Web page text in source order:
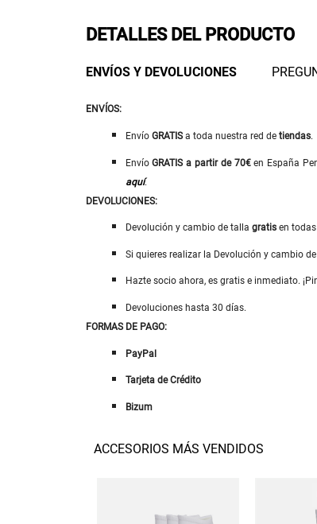
DETALLES DEL PRODUCTO
ENVÍOS Y DEVOLUCIONES
ENVÍOS:
Envío GRATISa toda nuestra red de tiendas.
EnvíoGRATISa partir de 70€en España
aquí.
DEVOLUCIONES:
Devolución y cambio de talla gratis en
Si quieres realizar la Devolución y cambio
Hazte socio ahora, es gratis e inmediato.
Devoluciones hasta 30 días.
FORMAS DE PAGO:
PayPal
Tarjeta de Crédito
Bizum
ACCESORIOS MÁS VENDIDOS